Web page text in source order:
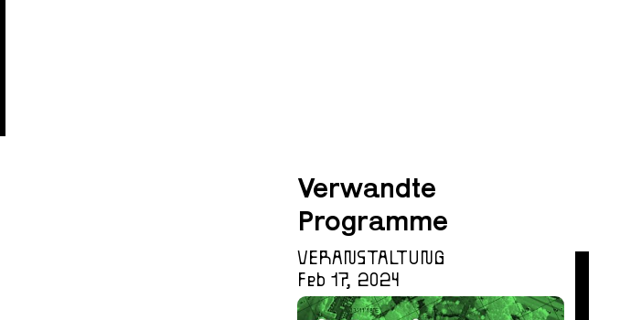
Verwandte
Programme
VERANSTALTUNG
Feb 17, 2024